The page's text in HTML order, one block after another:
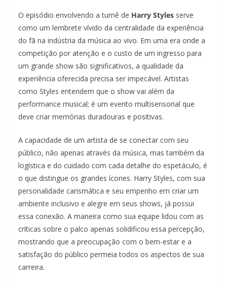
O episódio envolvendo a turnê de Harry Styles serve
como um lembrete vívido da centralidade da experiência
do fã na indústria da música ao vivo. Em uma era onde a
competição por atenção e o custo de um ingresso para
um grande show são significativos, a qualidade da
experiência oferecida precisa ser impecável. Artistas
como Styles entendem que o show vai além da
performance musical; é um evento multisensorial que
deve criar memórias duradouras e positivas.
A capacidade de um artista de se conectar com seu
público, não apenas através da música, mas também da
logística e do cuidado com cada detalhe do espetáculo, é
o que distingue os grandes ícones. Harry Styles, com sua
personalidade carismática e seu empenho em criar um
ambiente inclusivo e alegre em seus shows, já possui
essa conexão. A maneira como sua equipe lidou com as
críticas sobre o palco apenas solidificou essa percepção,
mostrando que a preocupação com o bem-estar e a
satisfação do público permeia todos os aspectos de sua
carreira.